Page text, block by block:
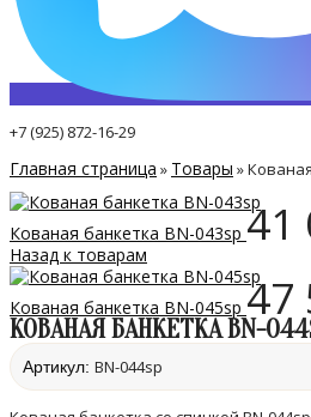
+7 (925) 872-16-29
Главная страница » Товары »
Кованая банкетка BN-043sp 41
Назад к товарам
Кованая банкетка BN-045sp 47
КОВАНАЯ БАНКЕТКА BN-
Артикул: BN-044sp